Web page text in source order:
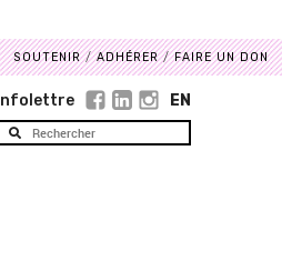
SOUTENIR ADHÉRER FAIRE UN DON
Infolettre EN